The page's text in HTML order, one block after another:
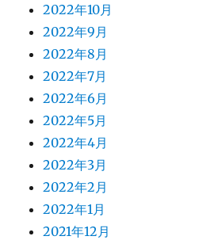
2022年10月
2022年9月
2022年8月
2022年7月
2022年6月
2022年5月
2022年4月
2022年3月
2022年2月
2022年1月
2021年12月